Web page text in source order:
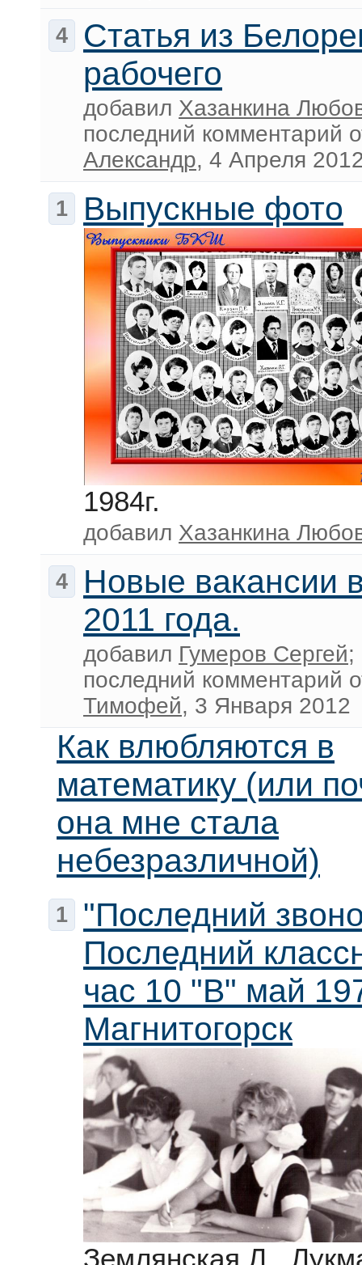
4
Статья из
рабочего
добавил Хазанкина
последний комментарий
Александр, 4 Апреля
1
Выпускные фото
1984г.
добавил Хазанкина
4
Новые вакансии
2011 года.
добавил Гумеров Сергей;
последний комментарий
Тимофей, 3 Января 2012
Как влюбляются в
математику (или
она мне стала
небезразличной)
1
"Последний
Последний
час 10 "В" май
Магнитогорск
Землянская Л.,